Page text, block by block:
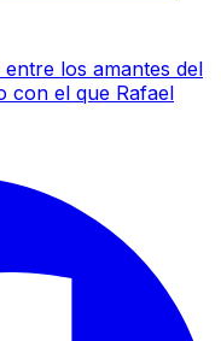
los amantes del
con el que Rafael